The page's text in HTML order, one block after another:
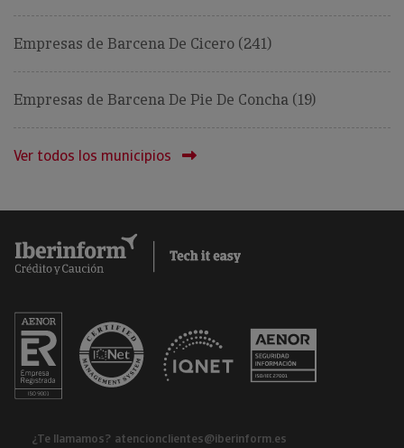
Empresas de Barcena De Cicero (241)
Empresas de Barcena De Pie De Concha (19)
Ver todos los municipios
¿Te llamamos? atencionclientes@iberinform.es